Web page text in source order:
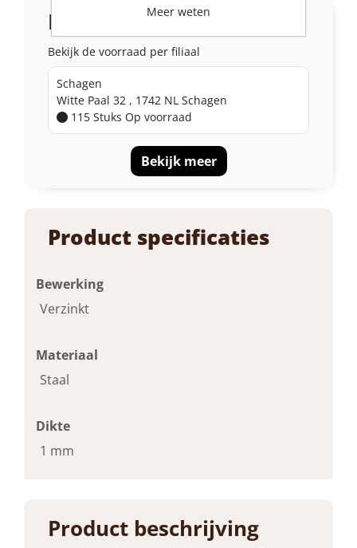
Product beschrijving
Product specificaties
Bewerking
Verzinkt
Materiaal
Staal
Dikte
1 mm
Lagers
In de winkel
Bekijk de voorraad per filiaal
Schagen
Witte Paal 32 , 1742 NL Schagen
115 Stuks Op voorraad
Bekijk meer
Meer weten